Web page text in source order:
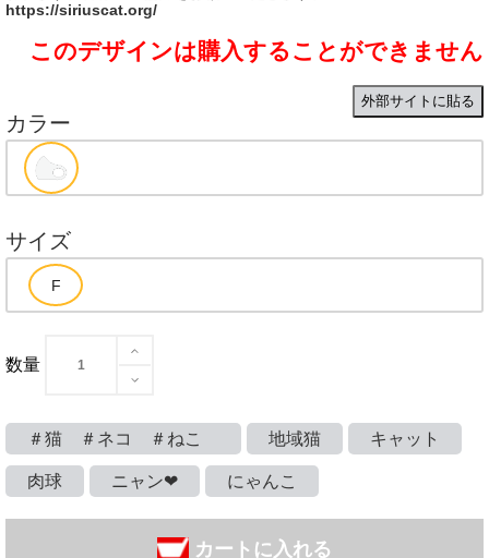
https://siriuscat.org/
このデザインは購入することができません
外部サイトに貼る
カラー
サイズ
数量
＃猫 ＃ネコ ＃ねこ 地域猫 キャット
肉球 ニャン❤ にゃんこ
カートに入れる